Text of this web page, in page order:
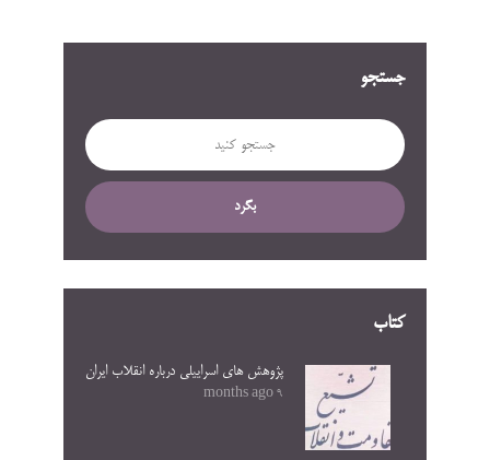
جستجو
بگرد
کتاب
پژوهش های اسراییلی درباره انقلاب ایران
9 months ago